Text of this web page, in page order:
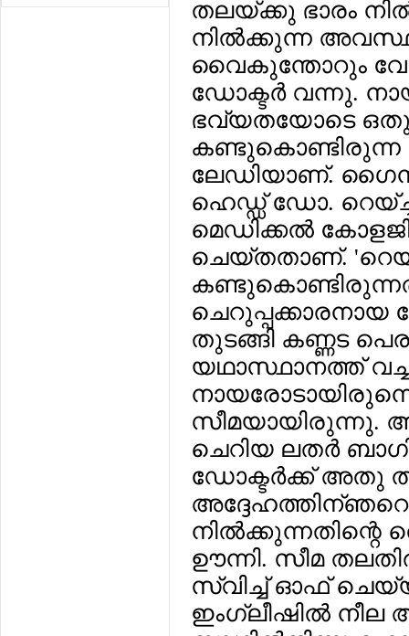
തലയ്ക്കു ഭാരം
നില്‍ക്കുന്ന
വൈകുന്തോറും
ഡോക്ടര്‍ വന്നു.
ഭവ്യതയോടെ
ലേഡിയാണ്.
ഹെഡ്ഡ് ഡോ.
മെഡിക്കല്‍
ചെയ്തതാണ്.
തുടങ്ങി കണ്ണട
യഥാസ്ഥാനത്ത്
സീമയായിരുന്നു.
ചെറിയ ലതര്‍
ഡോക്ടര്‍ക്ക് അതു
അദ്ദേഹത്തിന്ഞറെ
നില്‍ക്കുന്നതിന്റെ
ഊന്നി. സീമ
സ്വിച്ച് ഓഫ്
ഇംഗ്ലീഷില്‍ നീല